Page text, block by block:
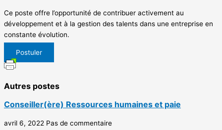
Ce poste offre l’opportunité de contribuer activement au
développement et à la gestion des talents dans une entreprise en
constante évolution.
Postuler
Autres postes
Conseiller(ère) Ressources humaines et paie
avril 6, 2022 Pas de commentaire